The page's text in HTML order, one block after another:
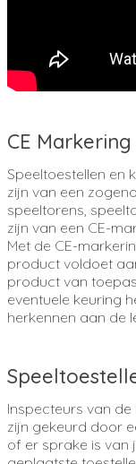
CE Markering
Speeltoestellen en
zijn van een
speeltorens,
zijn van een CE-
Met de CE-
product voldoet
product van
eventuele keuring
herkennen aan de
Inspecteurs van
zijn gekeurd door
of er sprake is van